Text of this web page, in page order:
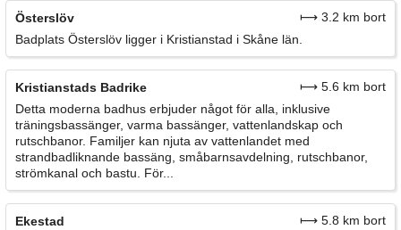
Österslöv
⟼ 3.2 km bort
Badplats Österslöv ligger i Kristianstad i Skåne län.
Kristianstads Badrike
⟼ 5.6 km bort
Detta moderna badhus erbjuder något för alla, inklusive
träningsbassänger, varma bassänger, vattenlandskap och
rutschbanor. Familjer kan njuta av vattenlandet med
strandbadliknande bassäng, småbarnsavdelning, rutschbanor,
strömkanal och bastu. För...
Ekestad
⟼ 5.8 km bort